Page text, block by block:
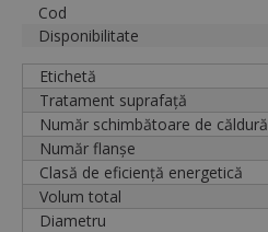
Cod
Disponibilitate
Etichetă
Tratament suprafață
Număr schimbătoare de căldură
Număr flanșe
Clasă de eficiență energetică
Volum total
Diametru